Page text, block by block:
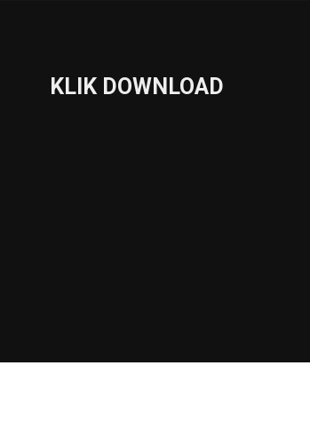
KLIK DOWNLOAD